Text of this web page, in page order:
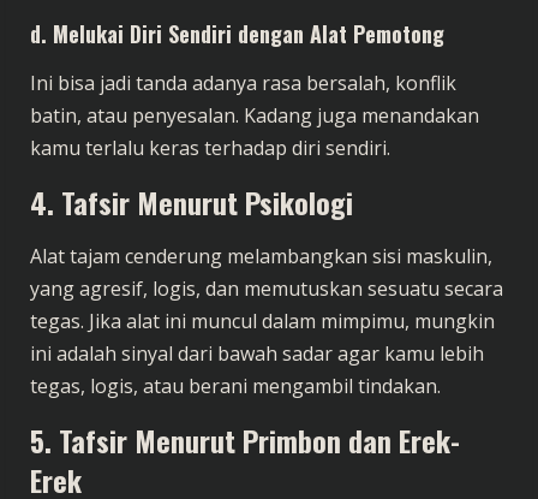
d. Melukai Diri Sendiri dengan Alat Pemotong
Ini bisa jadi tanda adanya rasa bersalah, konflik
batin, atau penyesalan. Kadang juga menandakan
kamu terlalu keras terhadap diri sendiri.
4. Tafsir Menurut Psikologi
Alat tajam cenderung melambangkan sisi maskulin,
yang agresif, logis, dan memutuskan sesuatu secara
tegas. Jika alat ini muncul dalam mimpimu, mungkin
ini adalah sinyal dari bawah sadar agar kamu lebih
tegas, logis, atau berani mengambil tindakan.
5. Tafsir Menurut Primbon dan Erek-
Erek